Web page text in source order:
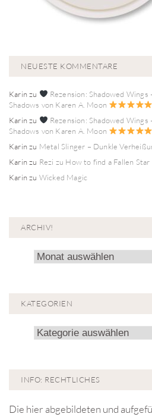
NEUESTE KOMMENTARE
Karinzu
Rezension: Shadowed
Shadows von Karen A. Moon
Karinzu
Rezension: Shadowed
Shadows von Karen A. Moon
Karinzu Metal Slinger – Dunkle
Karinzu Rezi zu How to find a Fallen Star
Karinzu Wicked Magic
ARCHIV!
Archiv!
KATEGORIEN
Kategorien
INFO: RECHTLICHES
Die hier abgebildeten und